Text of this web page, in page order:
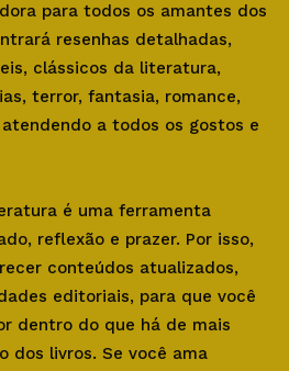
para todos os amantes dos
resenhas detalhadas,
clássicos da literatura,
terror, fantasia, romance,
a todos os gostos e
é uma ferramenta
reflexão e prazer. Por isso,
conteúdos atualizados,
editoriais, para que você
dentro do que há de mais
dos livros. Se você ama